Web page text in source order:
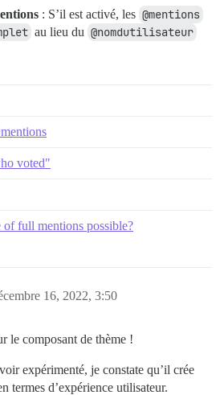
: S’il est activé, les @mentions
au lieu du @nomdutilisateur
voted"
full mentions possible?
16, 2022, 3:50
le composant de thème !
expérimenté, je constate qu’il crée
termes d’expérience utilisateur.